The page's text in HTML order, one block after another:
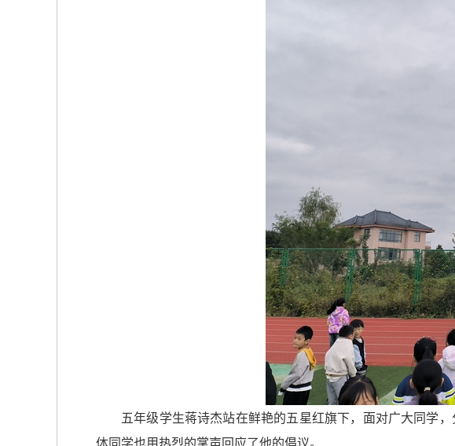
五年级学生蒋诗杰站在鲜艳的五星红旗下，面对广大同学
体同学也用热烈的掌声回应了他的倡议。